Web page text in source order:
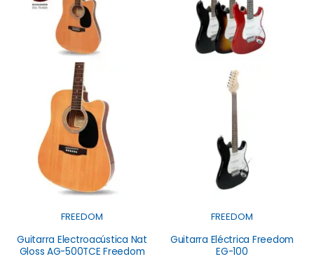
FREEDOM
Guitarra Electroacústica Nat
Gloss AG-500TCE Freedom
FREEDOM
Guitarra Eléctrica Freedom
EG-100